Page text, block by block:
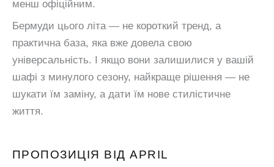
менш офіційним.
Бермуди цього літа — не короткий тренд, а
практична база, яка вже довела свою
універсальність. І якщо вони залишилися у вашій
шафі з минулого сезону, найкраще рішення — не
шукати їм заміну, а дати їм нове стилістичне
життя.
ПРОПОЗИЦІЯ ВІД APRIL